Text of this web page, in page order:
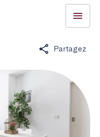
Partagez